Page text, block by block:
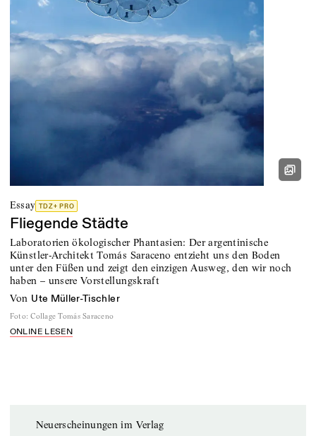
Essay TDZ+ PRO
Fliegende Städte
Laboratorien ökologischer Phantasien: Der argentinische
Künstler-Architekt Tomás Saraceno entzieht uns den Boden
unter den Füßen und zeigt den einzigen Ausweg, den wir noch
haben – unsere Vorstellungskraft
von Ute Müller-Tischler
Foto: Collage Tomás Saraceno
ONLINE LESEN
Neuerscheinungen im Verlag